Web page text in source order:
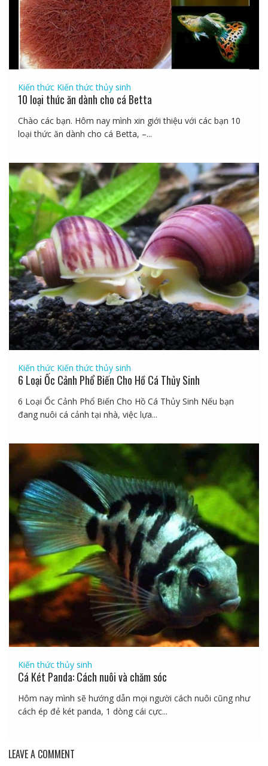
Kiến thức Kiến thức thủy sinh
10 loại thức ăn dành cho cá Betta
Chào các bạn. Hôm nay mình xin giới thiệu với các bạn 10
loại thức ăn dành cho cá Betta, –...
Kiến thức Kiến thức thủy sinh
6 Loại Ốc Cảnh Phổ Biến Cho Hồ Cá Thủy Sinh
6 Loại Ốc Cảnh Phổ Biến Cho Hồ Cá Thủy Sinh Nếu bạn
đang nuôi cá cảnh tại nhà, việc lựa...
Kiến thức thủy sinh
Cá Két Panda: Cách nuôi và chăm sóc
Hôm nay mình sẽ hướng dẫn mọi người cách nuôi cũng như
cách ép đẻ két panda, 1 dòng cái cực...
LEAVE A COMMENT